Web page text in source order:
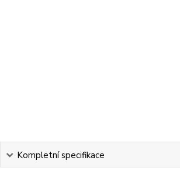
Kompletní specifikace